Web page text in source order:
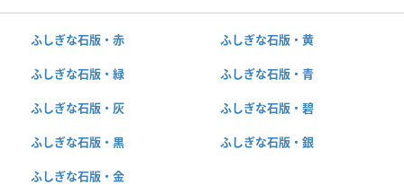
ふしぎな石版・赤 ふしぎな石版・黄
ふしぎな石版・緑 ふしぎな石版・青
ふしぎな石版・灰 ふしぎな石版・碧
ふしぎな石版・黒 ふしぎな石版・銀
ふしぎな石版・金